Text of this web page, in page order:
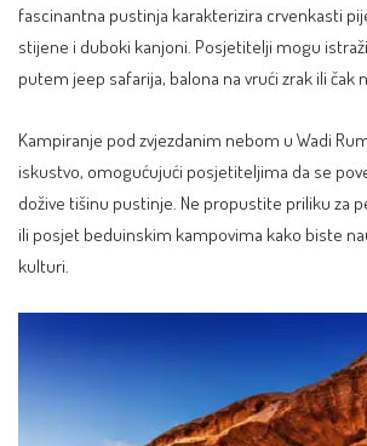
fascinantna pustinja karakterizira crvenkasti
stijene i duboki kanjoni. Posjetitelji mogu
putem jeep safarija, balona na vrući zrak ili čak
Kampiranje pod zvjezdanim nebom u Wadi
iskustvo, omogućujući posjetiteljima da se
dožive tišinu pustinje. Ne propustite priliku za
ili posjet beduinskim kampovima kako biste
kulturi.